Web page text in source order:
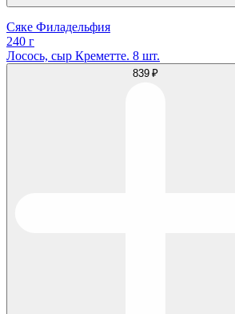
Сяке Филадельфия
240 г
Лосось, сыр Креметте. 8 шт.
839 ₽